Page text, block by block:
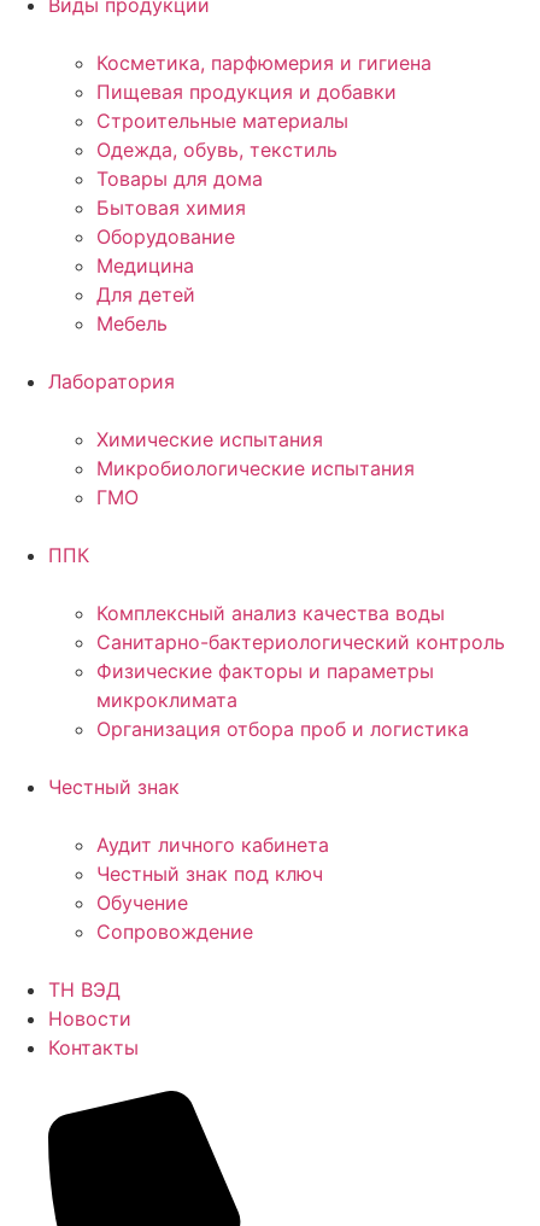
Виды продукции
Косметика, парфюмерия и гигиена
Пищевая продукция и добавки
Строительные материалы
Одежда, обувь, текстиль
Товары для дома
Бытовая химия
Оборудование
Медицина
Для детей
Мебель
Лаборатория
Химические испытания
Микробиологические испытания
ГМО
ППК
Комплексный анализ качества воды
Санитарно-бактериологический контроль
Физические факторы и параметры
микроклимата
Организация отбора проб и логистика
Честный знак
Аудит личного кабинета
Честный знак под ключ
Обучение
Сопровождение
ТН ВЭД
Новости
Контакты